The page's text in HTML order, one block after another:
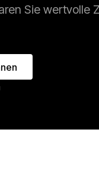
Sie wertvolle
berechnen